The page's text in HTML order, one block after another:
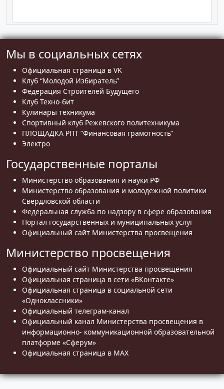
Мы в социальных сетях
Официальная страница в VK
Клуб “Молодой Избиратель”
Федерация Строителей Будущего
Клуб Техно-бит
Кулинары техникума
Спортивный клуб Режевского политехникума
ПЛОЩАДКА РПТ “Финансовая грамотность”
Электро
Государственные порталы
Министерство образования и науки РФ
Министерство образования и молодежной политики
Свердловской области
Федеральная служба по надзору в сфере образования
Портал государственных и муниципальных услуг
Официальный сайт Министерства просвещения
Министерство просвещения
Официальный сайт Министерства просвещения
Официальная страница в сети «ВКонтакте»
Официальная страница в социальной сети
«Одноклассники»
Официальный телеграм-канал
Официальный канал Министерства просвещения в
информационно- коммуникационной образовательной
платформе «Сферум»
Официальная страница в MAX